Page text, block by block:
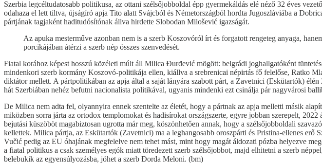
Szerbia legcéltudatosabb politikusa, az ottani szélsőjobboldal épp gyermekáldás elé néző 32 éves
odahaza el lett tiltva, újságíró apja Tito alatt Svájcból és Németországból hordta Jugoszláviába a
pártjának tagjaként haditudósítónak állva hirdette Slobodan Milošević igazságát.
Az apuka mesterműve azonban nem is a szerb Koszovóról írt és forgatott rengeteg anyaga,
porcikájában átérzi a szerb nép összes szenvedését.
Fiatal korához képest hosszú közéleti múlt áll Milica Đurđević mögött: belgrádi joghallgatóként
mindenkori szerb kormány Koszovó-politikája ellen, kiállva a srebrenicai népirtás fő felelőse, Ratko
diktátor mellett. A pártpolitikában az apja által a saját lányára szabott párt, a Zavetnici (Eskütartók)
hát Szerbiában nehéz befutni nacionalista politikával, ugyanis mindenki ezt csinálja pár nagyvárosi
De Milica nem adta fel, olyannyira ennek szentelte az életét, hogy a pártnak az apja melletti másik
miközben sorra járta az ortodox templomokat és hadisírokat országszerte, egyre jobban szerepelt,
bejutási küszöböt magabiztosan ugrotta már meg, köszönhetően annak, hogy a szélsőjobboldali
kellettek. Milica pártja, az Eskütartók (Zavetnici) ma a leghangosabb oroszpárti és Pristina-ellenes
Vučić pedig az EU óhajának megfelelve nem tehet mást, mint hogy magát áldozati pózba helyezve
a fiatal politikus a csak személyes egók miatt töredezett szerb szélsőjobbot, majd elhitetni a szerb
belebukik az egyensúlyozásba, jöhet a szerb Đorđa Meloni. (bm)